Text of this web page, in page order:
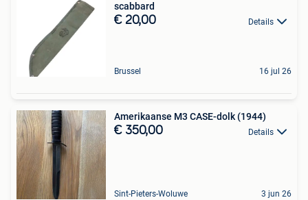
scabbard
€ 20,00 Details
Brussel 16 jul 26
Amerikaanse M3 CASE-dolk (1944)
€ 350,00 Details
Sint-Pieters-Woluwe 3 jun 26